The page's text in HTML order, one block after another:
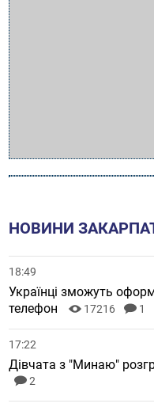
НОВИНИ
18:49
Українці зможуть
телефон
17216 1
17:22
Дівчата з "Минаю"
2